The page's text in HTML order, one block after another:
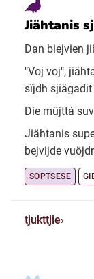
Jiähtanis
Dan biejvien
"Voj voj",
sïjdh
Die müjttá
Jiähtanis
bejvijde
SOPTSESE
tjukttjie